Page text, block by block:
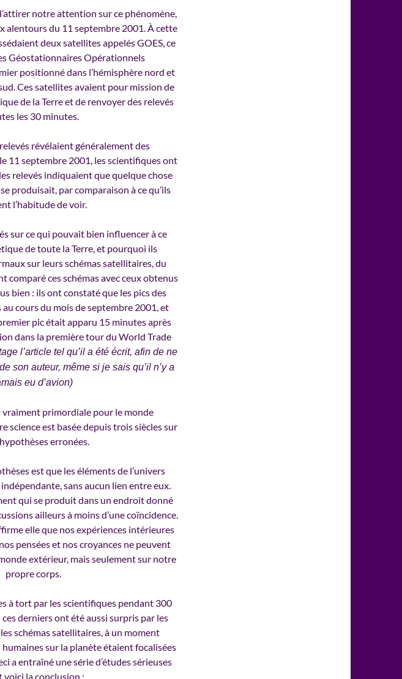
notre attention sur ce phénomène,
alentours du 11 septembre 2001. À cette
deux satellites appelés GOES, ce
Géostationnaires Opérationnels
positionné dans l’hémisphère nord et
Ces satellites avaient pour mission de
de la Terre et de renvoyer des relevés
les 30 minutes.
révélaient généralement des
11 septembre 2001, les scientifiques ont
relevés indiquaient que quelque chose
produisait, par comparaison à ce qu’ils
l’habitude de voir.
sur ce qui pouvait bien influencer à ce
de toute la Terre, et pourquoi ils
sur leurs schémas satellitaires, du
comparé ces schémas avec ceux obtenus
bien : ils ont constaté que les pics des
cours du mois de septembre 2001, et
pic était apparu 15 minutes après
dans la première tour du World Trade
l’article tel qu’il a été écrit, afin de ne
son auteur, même si je sais qu’il n’y a
eu d’avion)
primordiale pour le monde
science est basée depuis trois siècles sur
erronées.
est que les éléments de l’univers
sans aucun lien entre eux.
qui se produit dans un endroit donné
ailleurs à moins d’une coïncidence.
elle que nos expériences intérieures
pensées et nos croyances ne peuvent
extérieur, mais seulement sur notre
propre corps.
à tort par les scientifiques pendant 300
derniers ont été aussi surpris par les
schémas satellitaires, à un moment
sur la planète étaient focalisées
a entraîné une série d’études sérieuses
voici la conclusion :